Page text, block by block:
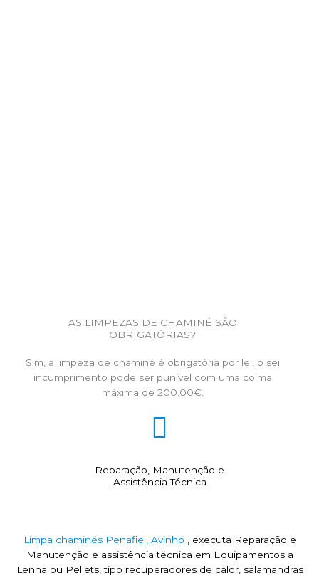
AS LIMPEZAS DE CHAMINÉ SÃO
OBRIGATÓRIAS?
Sim, a limpeza de chaminé é obrigatória por lei, o sei
incumprimento pode ser punível com uma coima
máxima de 200.00€.
Reparação, Manutenção e
Assistência Técnica
Limpa chaminés Penafiel, Avinhó , executa Reparação e
Manutenção e assistência técnica em Equipamentos a
Lenha ou Pellets, tipo recuperadores de calor, salamandras